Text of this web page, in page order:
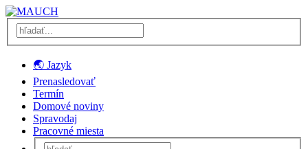
🌏 Jazyk
Prenasledovať
Termín
Domové noviny
Spravodaj
Pracovné miesta